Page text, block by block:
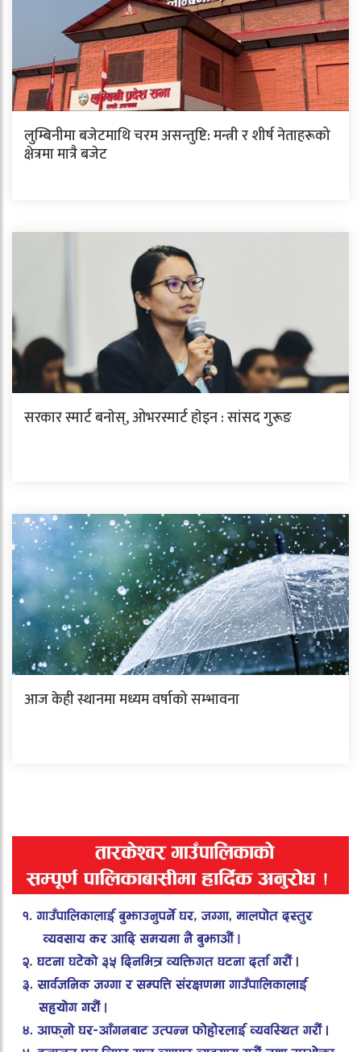
लुम्बिनीमा बजेटमाथि चरम असन्तुष्टि: मन्त्री र शीर्ष नेताहरूको
क्षेत्रमा मात्रै बजेट
सरकार स्मार्ट बनाेस्, ओभरस्मार्ट हाेइन : सांसद गुरूङ
आज केही स्थानमा मध्यम वर्षाको सम्भावना